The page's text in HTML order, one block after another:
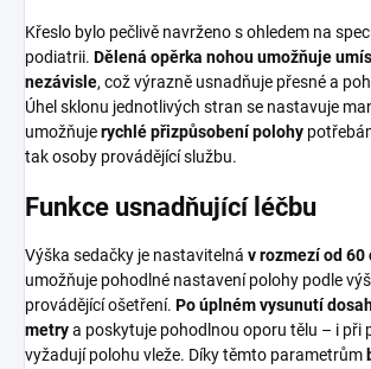
Křeslo bylo pečlivě navrženo s ohledem na
podiatrii. Dělená opěrka nohou umožňuje
nezávisle, což výrazně usnadňuje přesné a
Úhel sklonu jednotlivých stran se nastavuje
umožňujerychlé přizpůsobení polohy
tak osoby provádějící službu.
Funkce usnadňující léčbu
Výška sedačky je nastavitelná v rozmezí od 60
umožňuje pohodlné nastavení polohy podle
provádějící ošetření. Po úplném vysunutí
metrya poskytuje pohodlnou oporu tělu – i při
vyžadují polohu vleže. Díky těmto parametrům